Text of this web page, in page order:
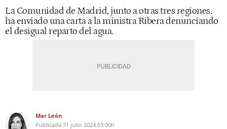
La Comunidad de Madrid, junto a otras tres regiones,
ha enviado una carta a la ministra Ribera denunciando
el desigual reparto del agua.
Mar León
Publicada 31 julio 2024 03:00h